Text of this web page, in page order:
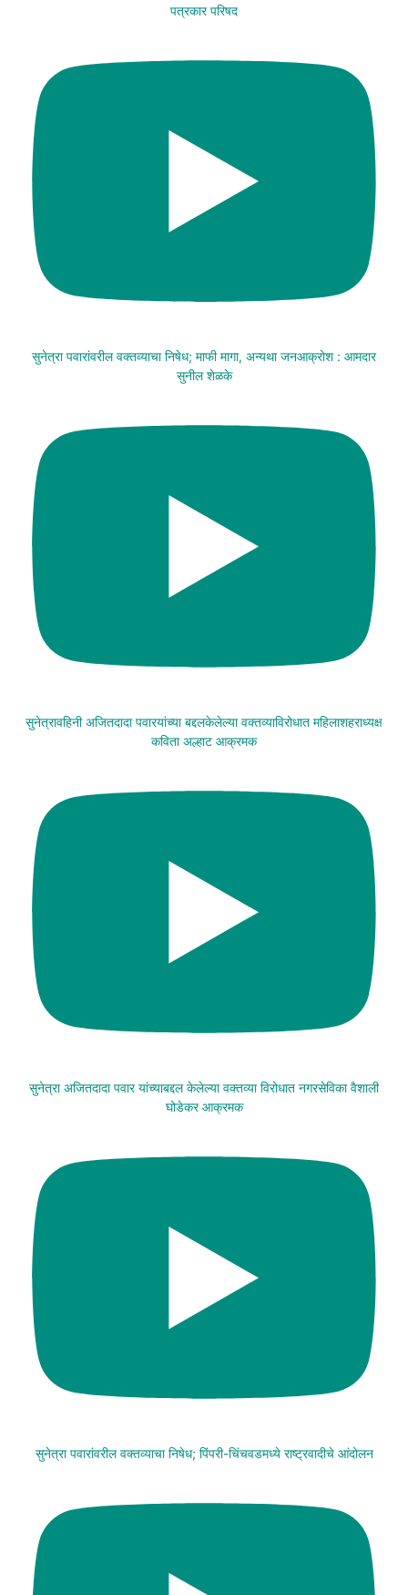
पत्रकार परिषद
सुनेत्रा पवारांवरील वक्तव्याचा निषेध; माफी मागा, अन्यथा जनआक्रोश : आमदार
सुनील शेळके
सुनेत्रावहिनी अजितदादा पवारयांच्या बद्दलकेलेल्या वक्तव्याविरोधात महिलाशहराध्यक्ष
कविता अल्हाट आक्रमक
सुनेत्रा अजितदादा पवार यांच्याबद्दल केलेल्या वक्तव्या विरोधात नगरसेविका वैशाली
घोडेकर आक्रमक
सुनेत्रा पवारांवरील वक्तव्याचा निषेध; पिंपरी-चिंचवडमध्ये राष्ट्रवादीचे आंदोलन